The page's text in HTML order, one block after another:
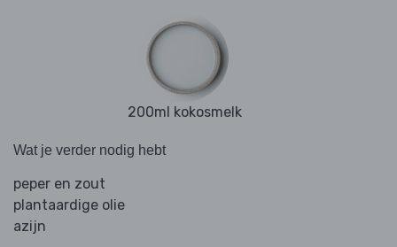
200ml kokosmelk
Wat je verder nodig hebt
peper en zout
plantaardige olie
azijn